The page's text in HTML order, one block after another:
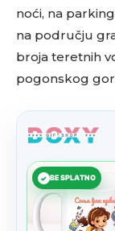
noći, na
na području
broja teretnih
pogonskog